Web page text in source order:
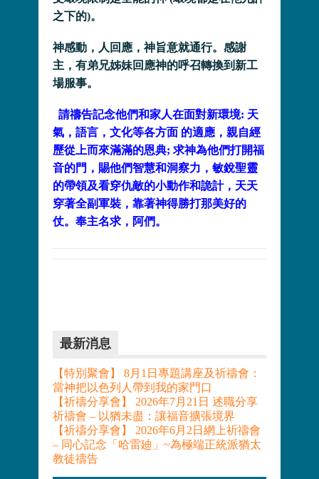
之下的)。
神感動，人回應，神旨意就通行。感謝
主， 有弟兄姊妹回應神的呼召轉換到新工
場服事。
請禱告記念他們和家人在面對新環境: 天
氣，語言，文化等各方面 的適應，親自經
歷從上而來滿滿的恩典; 求神為他們打開福
音的門，賜他們智慧和洞察力， 敏銳聖靈
的帶領及看穿仇敵的小動作和詭計，天天
穿著全副軍裝， 靠著神得勝打那美好的
仗。奉主名求，阿們。
最新消息
【特別聚會】 8月1日專題講座及祈禱會：
當神把以色列人帶到我的家門口
【祈禱分享會】 2026年7月21日 述職分享
祈禱會 – 以猶未盡：讓福音擴張境界
【祈禱分享會】 2026年6月2日網上祈禱會
– 同心記念「哈雷廸」~為極端正統派猶太
教徒禱告